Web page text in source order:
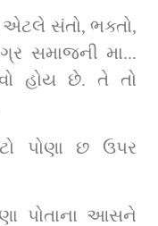
એટલે સંતો, ભક્તો,
સમાજની મા...
હોય છે. તે તો
પોણા છ ઉપર
પોતાના આસને